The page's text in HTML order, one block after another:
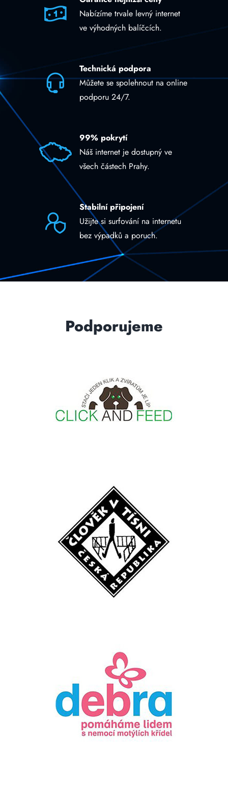
Nabízíme trvale levný internet
ve výhodných balíčcích.
Technická podpora
Můžete se spolehnout na online
podporu 24/7.
99% pokrytí
Náš internet je dostupný ve
všech částech Prahy.
Stabilní připojení
Užijte si surfování na internetu
bez výpadků a poruch.
Podporujeme